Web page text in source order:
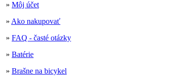
» Môj účet
» Ako nakupovať
» FAQ - časté otázky
» Batérie
» Brašne na bicykel